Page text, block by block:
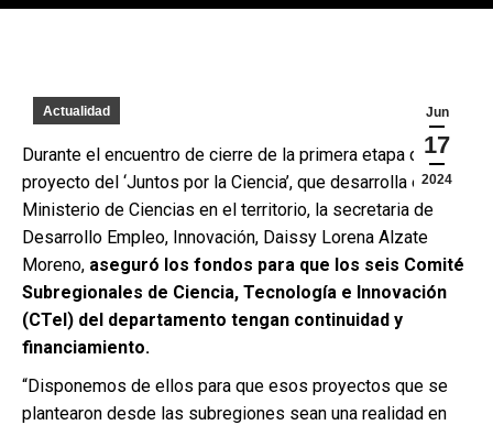
Jun
17
2024
Actualidad
Durante el encuentro de cierre de la primera etapa del
proyecto del ‘Juntos por la Ciencia’, que desarrolla el
Ministerio de Ciencias en el territorio, la secretaria de
Desarrollo Empleo, Innovación, Daissy Lorena Alzate
Moreno, aseguró los fondos para que los seis Comité
Subregionales de Ciencia, Tecnología e Innovación
(CTeI) del departamento tengan continuidad y
financiamiento.
“Disponemos de ellos para que esos proyectos que se
plantearon desde las subregiones sean una realidad en